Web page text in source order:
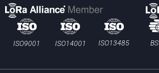
ISO9001 ISO14001 ISO13485